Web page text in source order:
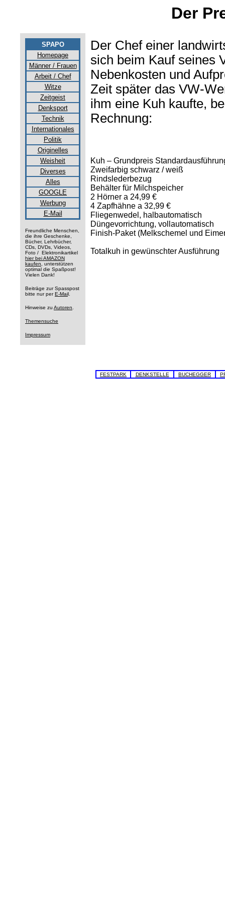
Der
SPAPO
Homepage
Männer / Frauen
Arbeit / Chef
Witze
Zeitgeist
Denksport
Technik
Internationales
Politik
Originelles
Weisheit
Diverses
Alles
GOOGLE
Werbung
E-Mail
Freundliche Menschen,
die ihre Geschenke,
Bücher, Lehrbücher,
CDs, DVDs, Videos,
Foto / Elektronikartikel
hier bei AMAZON
kaufen, unterstützen
optimal die Spaßpost!
Vielen Dank!
Beiträge zur Spasspost
bitte nur per E-Mai l.
Hinweise zu Autoren.
Themensuche
Impressum
Der Chef einer
sich beim Kauf seines
Nebenkosten und
Zeit später das VW-
ihm eine Kuh kaufte,
Rechnung:
Kuh – Grundpreis
Zweifarbig schwarz / weiß
Rindslederbezug
Behälter für Milchspeicher
2 Hörner a 24,99 €
4 Zapfhähne a 32,99 €
Fliegenwedel, halbautomatisch
Düngevorrichtung, vollautomatisch
Finish-Paket (Melkschemel und
Totalkuh in gewünschter Ausführung
FESTPARK DENKSTELLE BUCHEGGER